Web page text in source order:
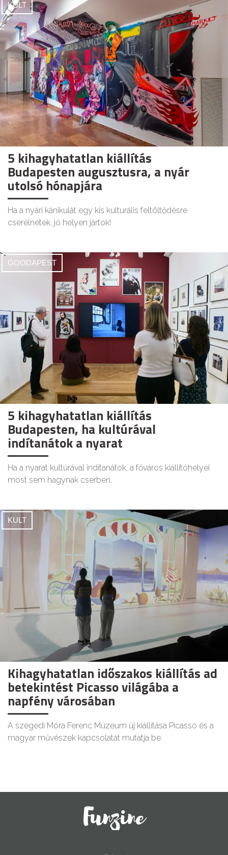
KULT
5 kihagyhatatlan kiállítás
Budapesten augusztusra, a nyár
utolsó hónapjára
Ha a nyári kánikulát egy kis kulturális feltöltődésre
cserélnétek, jó helyen jártok!
GOODAPEST
5 kihagyhatatlan kiállítás
Budapesten, ha kultúrával
indítanátok a nyarat
Ha a nyarat kultúrával indítanátok, a főváros kiállítóhelyei
most sem hagynak cserben.
KULT
Kihagyhatatlan időszakos kiállítás ad
betekintést Picasso világába a
napfény városában
A szegedi Móra Ferenc Múzeum új kiállítása Picasso és a
magyar művészek kapcsolatát mutatja be.